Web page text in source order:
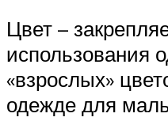
Цвет –
использования
«взрослых»
одежде для